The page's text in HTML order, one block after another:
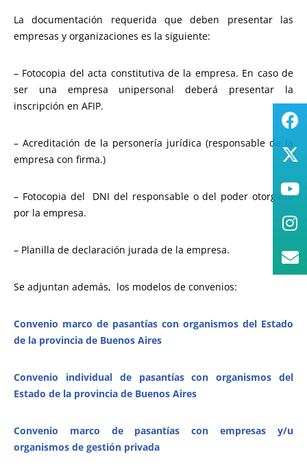
La documentación requerida que deben presentar las
empresas y organizaciones es la siguiente:
– Fotocopia del acta constitutiva de la empresa. En caso de
ser una empresa unipersonal deberá presentar la
inscripción en AFIP.
– Acreditación de la personería jurídica (responsable de la
empresa con firma.)
– Fotocopia del DNI del responsable o del poder otorgado
por la empresa.
– Planilla de declaración jurada de la empresa.
Se adjuntan además, los modelos de convenios:
Convenio marco de pasantías con organismos del Estado
de la provincia de Buenos Aires
Convenio individual de pasantías con organismos del
Estado de la provincia de Buenos Aires
Convenio marco de pasantías con empresas y/u
organismos de gestión privada